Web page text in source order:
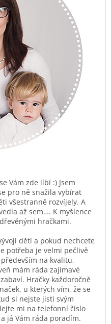
Vám zde líbí :) Jsem
pro ně snažila vybírat
všestranně rozvíjely. A
až sem…. K myšlence
hračkami.
dětí a pokud nechcete
potřeba je velmi pečlivě
na kvalitu,
mám ráda zajímavé
Hračky každoročně
u kterých vím, že se
si nejste jisti svým
mi na telefonní číslo
já Vám ráda poradím.